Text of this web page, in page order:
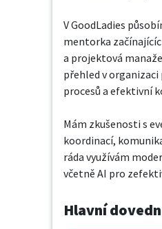
V GoodLadies
mentorka
a projektová
přehled v
procesů a efektivní
Mám zkušenosti s
koordinací,
ráda využívám
včetně AI pro
Hlavní